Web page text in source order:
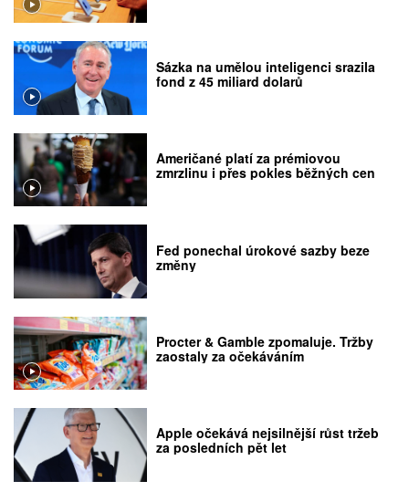
Sázka na umělou inteligenci srazila
fond z 45 miliard dolarů
Američané platí za prémiovou
zmrzlinu i přes pokles běžných cen
Fed ponechal úrokové sazby beze
změny
Procter & Gamble zpomaluje. Tržby
zaostaly za očekáváním
Apple očekává nejsilnější růst tržeb
za posledních pět let